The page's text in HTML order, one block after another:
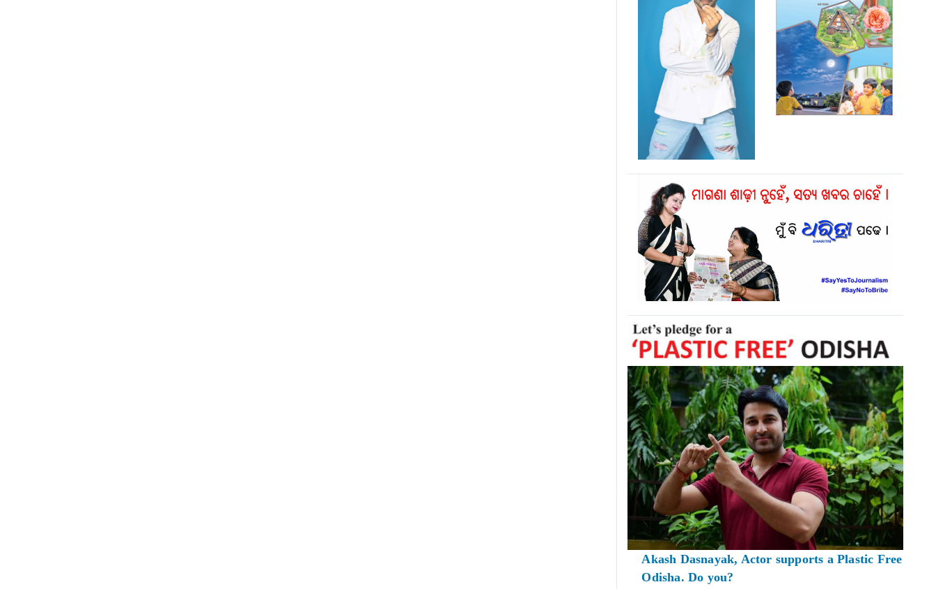
Akash Dasnayak, Actor supports a Plastic Free
Odisha. Do you?